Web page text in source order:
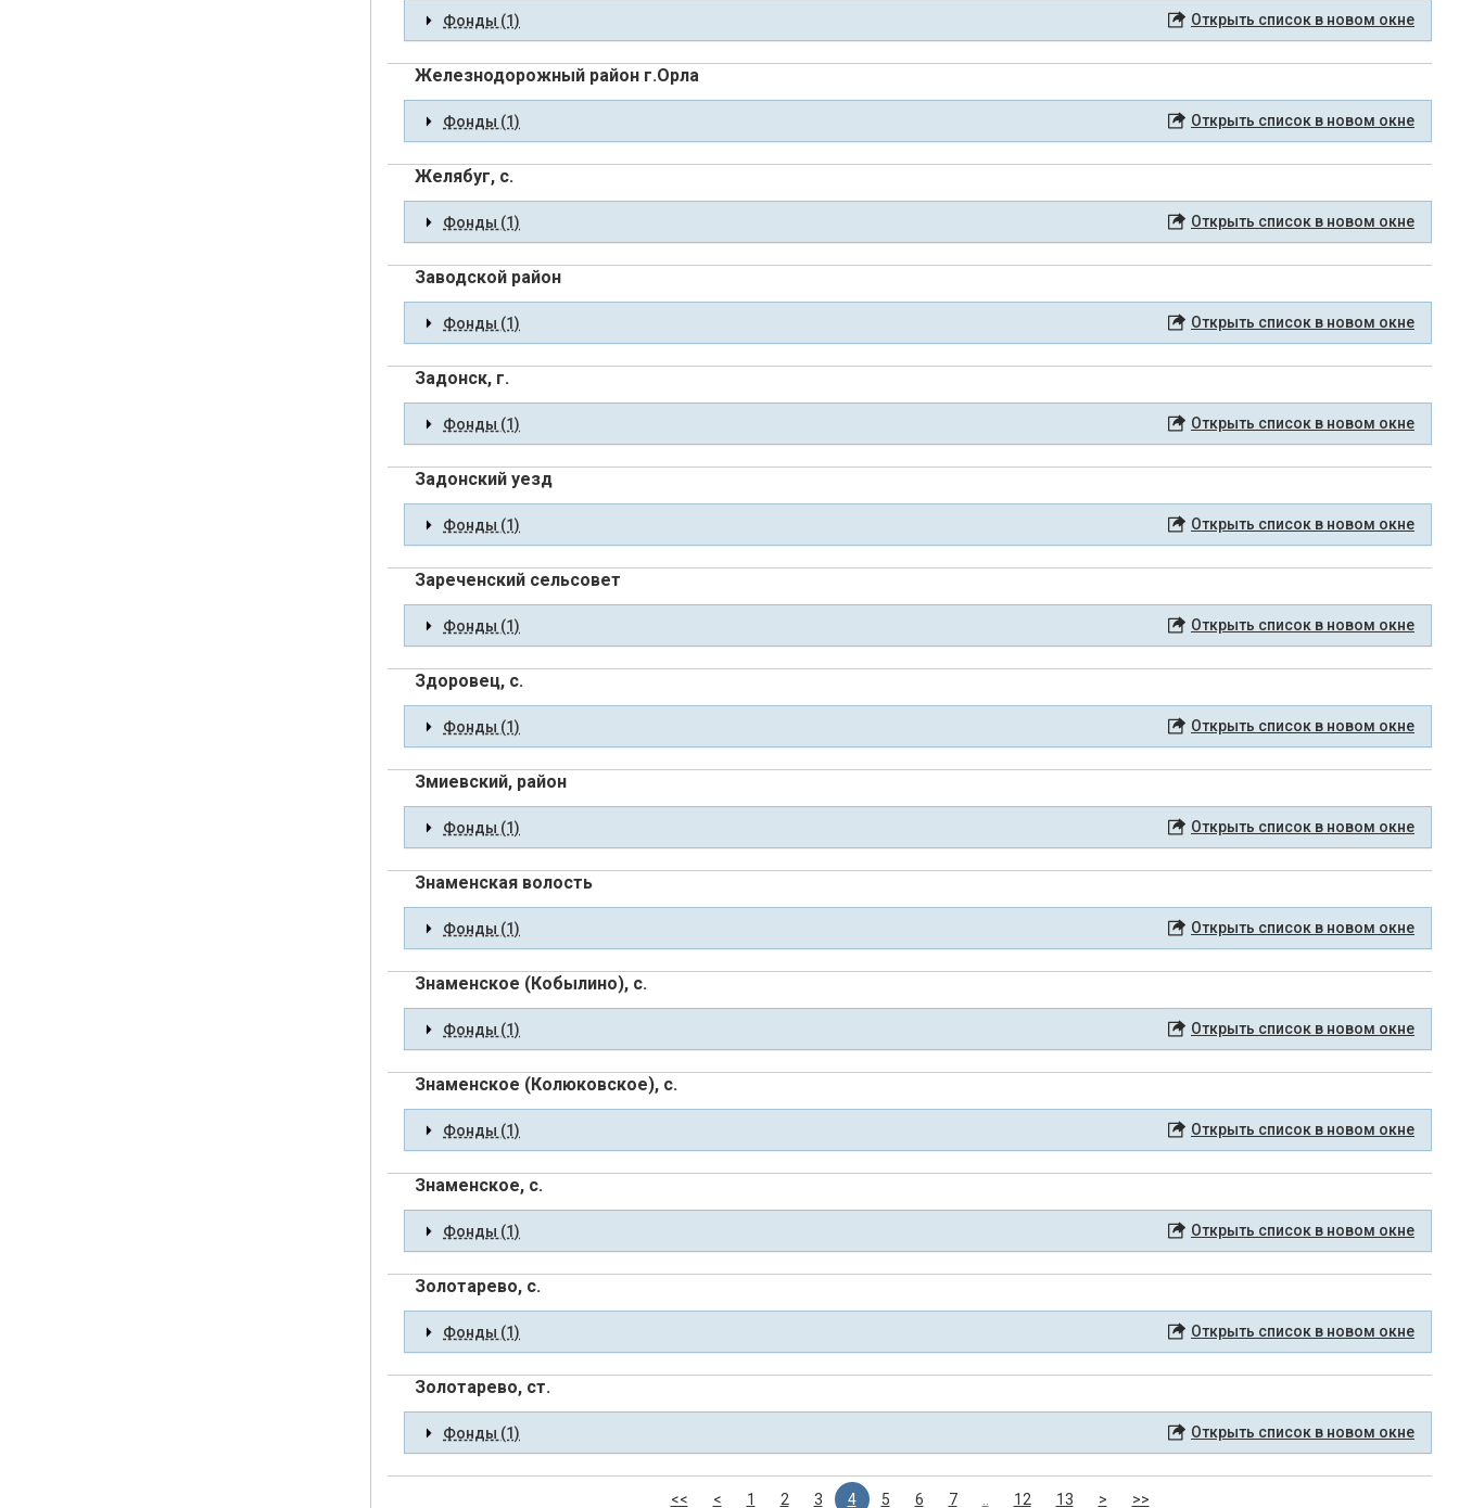
Фонды (1) Открыть список в новом окне
Железнодорожный район г.Орла
Фонды (1) Открыть список в новом окне
Желябуг, с.
Фонды (1) Открыть список в новом окне
Заводской район
Фонды (1) Открыть список в новом окне
Задонск, г.
Фонды (1) Открыть список в новом окне
Задонский уезд
Фонды (1) Открыть список в новом окне
Зареченский сельсовет
Фонды (1) Открыть список в новом окне
Здоровец, с.
Фонды (1) Открыть список в новом окне
Змиевский, район
Фонды (1) Открыть список в новом окне
Знаменская волость
Фонды (1) Открыть список в новом окне
Знаменское (Кобылино), с.
Фонды (1) Открыть список в новом окне
Знаменское (Колюковское), с.
Фонды (1) Открыть список в новом окне
Знаменское, с.
Фонды (1) Открыть список в новом окне
Золотарево, с.
Фонды (1) Открыть список в новом окне
Золотарево, ст.
Фонды (1) Открыть список в новом окне
<< < 1 2 3 4 5 6 7 12 13 > >>